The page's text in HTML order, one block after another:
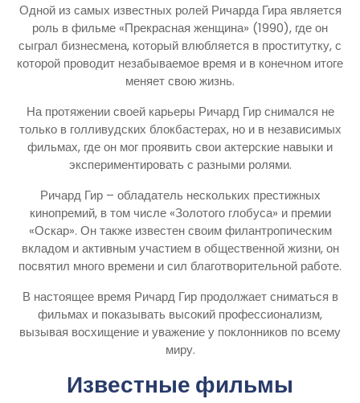
Одной из самых известных ролей Ричарда Гира является
роль в фильме «Прекрасная женщина» (1990), где он
сыграл бизнесмена, который влюбляется в проститутку, с
которой проводит незабываемое время и в конечном итоге
меняет свою жизнь.
На протяжении своей карьеры Ричард Гир снимался не
только в голливудских блокбастерах, но и в независимых
фильмах, где он мог проявить свои актерские навыки и
экспериментировать с разными ролями.
Ричард Гир – обладатель нескольких престижных
кинопремий, в том числе «Золотого глобуса» и премии
«Оскар». Он также известен своим филантропическим
вкладом и активным участием в общественной жизни, он
посвятил много времени и сил благотворительной работе.
В настоящее время Ричард Гир продолжает сниматься в
фильмах и показывать высокий профессионализм,
вызывая восхищение и уважение у поклонников по всему
миру.
Известные фильмы